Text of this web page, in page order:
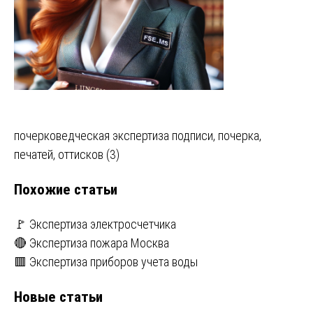
Навигация
записям
почерковедческая экспертиза подписи, почерка,
печатей, оттисков (3)
Похожие статьи
🚩 Экспертиза электросчетчика
🔴 Экспертиза пожара Москва
🟥 Экспертиза приборов учета воды
Новые статьи